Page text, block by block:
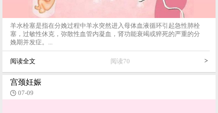
羊水栓塞是指在分娩过程中羊水突然进入母体血液循环引起急性肺栓
塞，过敏性休克，弥散性血管内凝血，肾功能衰竭或猝死的严重的分
娩期并发症。...
阅读全文 阅读70 >
宫颈妊娠
07-09